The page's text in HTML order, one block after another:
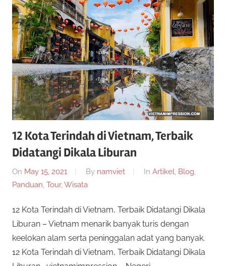
a
r
S
i
t
u
s
S
l
o
g
e
n
s
l
o
t
o
n
l
n
e
i
i
m
e
n
12 Kota Terindah di Vietnam, Terbaik
Didatangi Dikala Liburan
On May 15, 2021 By namviet In Artikel, Blog,
Panduan, Tour, Wisata
12 Kota Terindah di Vietnam, Terbaik Didatangi Dikala
Liburan – Vietnam menarik banyak turis dengan
keelokan alam serta peninggalan adat yang banyak.
12 Kota Terindah di Vietnam, Terbaik Didatangi Dikala